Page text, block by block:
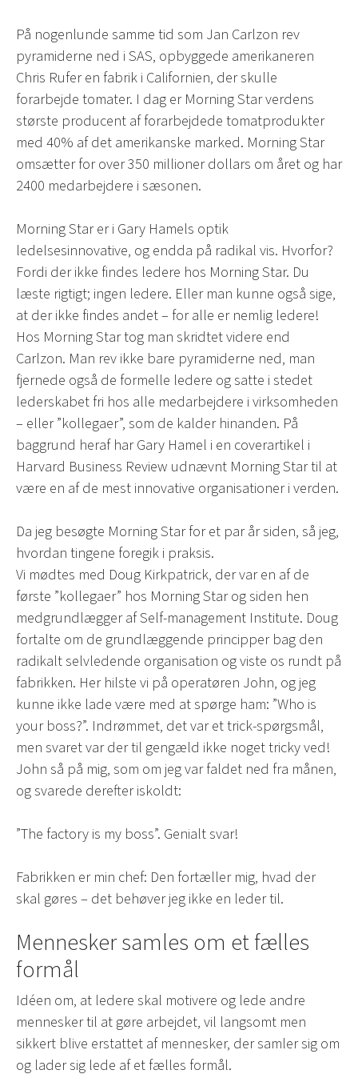
På nogenlunde samme tid som Jan Carlzon rev
pyramiderne ned i SAS, opbyggede amerikaneren
Chris Rufer en fabrik i Californien, der skulle
forarbejde tomater. I dag er Morning Star verdens
største producent af forarbejdede tomatprodukter
med 40% af det amerikanske marked. Morning Star
omsætter for over 350 millioner dollars om året og har
2400 medarbejdere i sæsonen.
Morning Star er i Gary Hamels optik
ledelsesinnovative, og endda på radikal vis. Hvorfor?
Fordi der ikke findes ledere hos Morning Star. Du
læste rigtigt; ingen ledere. Eller man kunne også sige,
at der ikke findes andet – for alle er nemlig ledere!
Hos Morning Star tog man skridtet videre end
Carlzon. Man rev ikke bare pyramiderne ned, man
fjernede også de formelle ledere og satte i stedet
lederskabet fri hos alle medarbejdere i virksomheden
– eller ”kollegaer”, som de kalder hinanden. På
baggrund heraf har Gary Hamel i en coverartikel i
Harvard Business Review udnævnt Morning Star til at
være en af de mest innovative organisationer i verden.
Da jeg besøgte Morning Star for et par år siden, så jeg,
hvordan tingene foregik i praksis.
Vi mødtes med Doug Kirkpatrick, der var en af de
første ”kollegaer” hos Morning Star og siden hen
medgrundlægger af Self-management Institute. Doug
fortalte om de grundlæggende principper bag den
radikalt selvledende organisation og viste os rundt på
fabrikken. Her hilste vi på operatøren John, og jeg
kunne ikke lade være med at spørge ham: ”Who is
your boss?”. Indrømmet, det var et trick-spørgsmål,
men svaret var der til gengæld ikke noget tricky ved!
John så på mig, som om jeg var faldet ned fra månen,
og svarede derefter iskoldt:
”The factory is my boss”. Genialt svar!
Fabrikken er min chef: Den fortæller mig, hvad der
skal gøres – det behøver jeg ikke en leder til.
Mennesker samles om et fælles
formål
Idéen om, at ledere skal motivere og lede andre
mennesker til at gøre arbejdet, vil langsomt men
sikkert blive erstattet af mennesker, der samler sig om
og lader sig lede af et fælles formål.